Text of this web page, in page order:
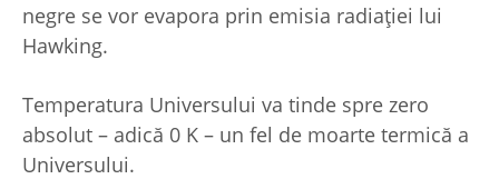
negre se vor evapora prin emisia radiaţiei lui
Hawking.
Temperatura Universului va tinde spre zero
absolut – adică 0 K – un fel de moarte termică a
Universului.